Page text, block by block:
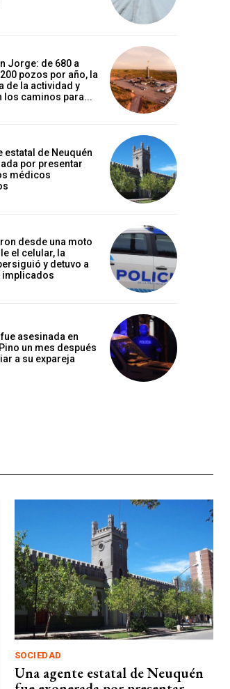
Jorge: de 680 a
pozos por año, la
de la actividad y
los caminos para...
estatal de Neuquén
por presentar
médicos
desde una moto
el celular, la
y detuvo a
implicados
asesinada en
un mes después
a su expareja
SOCIEDAD
Una agente estatal de Neuquén